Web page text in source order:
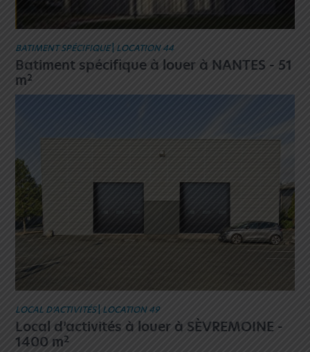
BATIMENT SPÉCIFIQUE LOCATION 44
Batiment spécifique à louer à NANTES - 51
m2
LOCAL D’ACTIVITÉS LOCATION 49
Local d’activités à louer à SÈVREMOINE -
1400 m2